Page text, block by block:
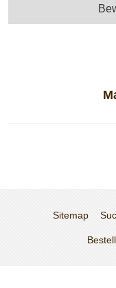
Sitemap